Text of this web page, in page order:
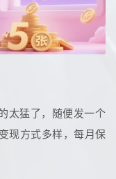
太猛了，随便发一个
现方式多样，每月保